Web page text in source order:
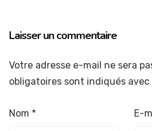
Laisser un commentaire
Votre adresse e-mail ne sera
obligatoires sont indiqués avec
Nom * E-